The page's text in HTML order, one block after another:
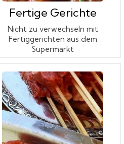
Fertige Gerichte
Nicht zu verwechseln mit
Fertiggerichten aus dem
Supermarkt